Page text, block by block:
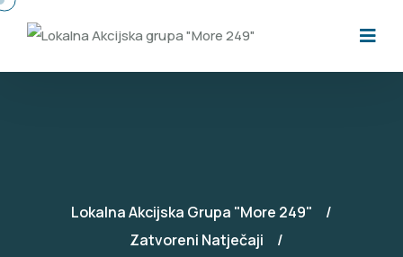
Lokalna Akcijska Grupa "More 249"
Zatvoreni Natječaji